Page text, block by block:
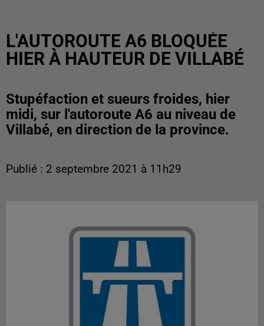
L'AUTOROUTE A6 BLOQUÉE
HIER À HAUTEUR DE VILLABÉ
Stupéfaction et sueurs froides, hier
midi, sur l'autoroute A6 au niveau de
Villabé, en direction de la province.
Publié : 2 septembre 2021 à 11h29